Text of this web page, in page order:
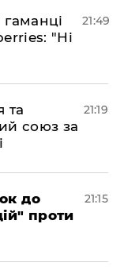
"Ні
21:49
та
союз за
21:19
до
проти
21:15